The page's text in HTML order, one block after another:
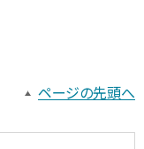
ページの先頭へ